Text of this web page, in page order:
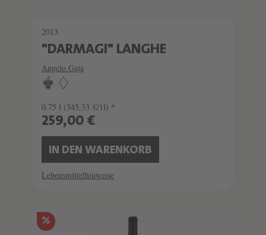
2013
"DARMAGI" LANGHE
Angelo Gaja
0.75 l (345,33 €/1l) *
259,00 €
IN DEN WARENKORB
Lebensmittelhinweise
SCHATZKAMMER
SEHR LIMITIERT
%